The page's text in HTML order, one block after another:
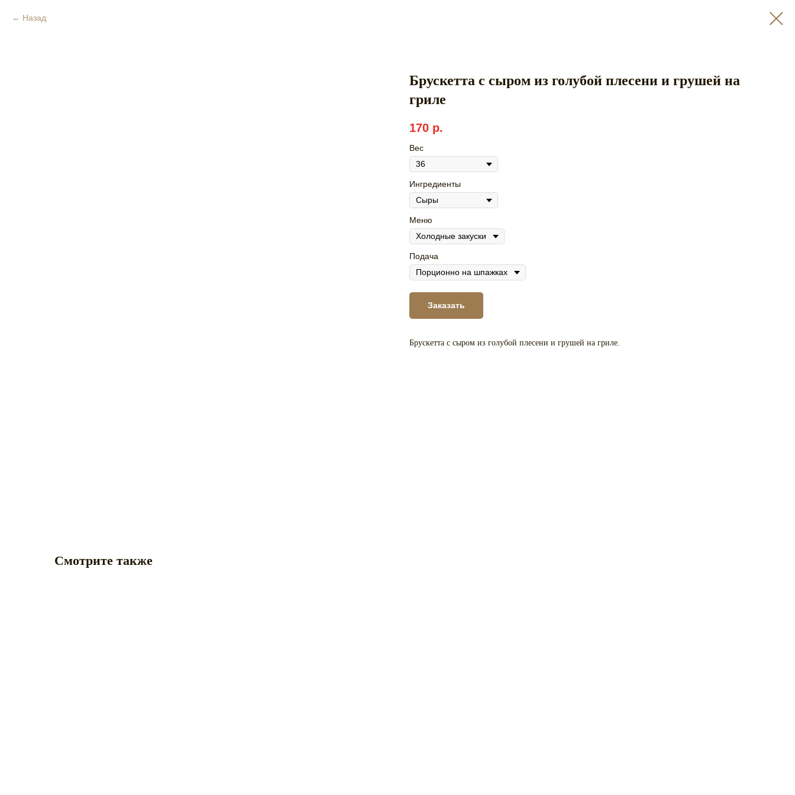
Назад
Брускетта с сыром из голубой плесени и грушей на
гриле
170 р.
Вес
Ингредиенты
Меню
Подача
Заказать
Брускетта с сыром из голубой плесени и грушей на гриле.
Смотрите также